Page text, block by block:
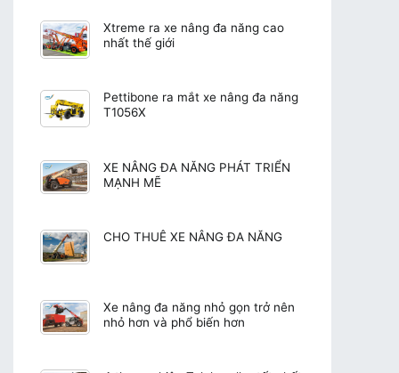
Xtreme ra xe nâng đa năng cao
nhất thế giới
Pettibone ra mắt xe nâng đa năng
T1056X
XE NÂNG ĐA NĂNG PHÁT TRIỂN
MẠNH MẼ
CHO THUÊ XE NÂNG ĐA NĂNG
Xe nâng đa năng nhỏ gọn trở nên
nhỏ hơn và phổ biến hơn